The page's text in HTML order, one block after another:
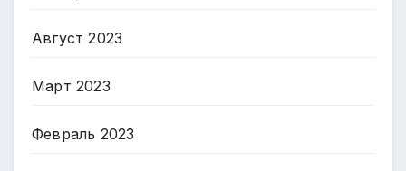
Август 2023
Март 2023
Февраль 2023